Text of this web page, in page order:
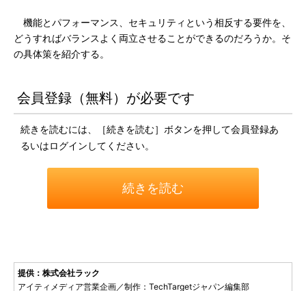
機能とパフォーマンス、セキュリティという相反する要件を、
どうすればバランスよく両立させることができるのだろうか。そ
の具体策を紹介する。
会員登録（無料）が必要です
続きを読むには、［続きを読む］ボタンを押して会員登録あ
るいはログインしてください。
続きを読む
提供：株式会社ラック
アイティメディア営業企画／制作：TechTargetジャパン編集部